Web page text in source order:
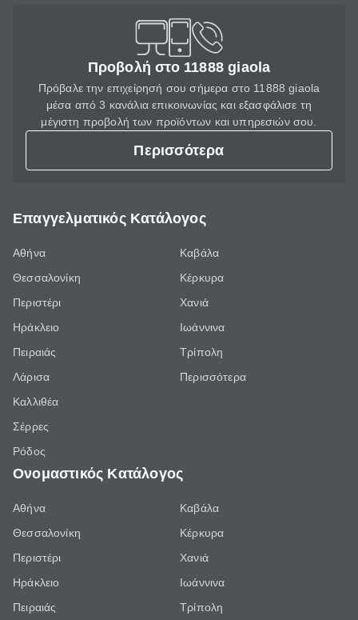
Προβολή στο 11888 giaola
Πρόβαλε την επιχείρησή σου σήμερα στο 11888 giaola
μέσα από 3 κανάλια επικοινωνίας και εξασφάλισε τη
μέγιστη προβολή των προϊόντων και υπηρεσιών σου.
Περισσότερα
Επαγγελματικός Κατάλογος
Αθήνα
Θεσσαλονίκη
Περιστέρι
Ηράκλειο
Πειραιάς
Λάρισα
Καλλιθέα
Σέρρες
Ρόδος
Καβάλα
Κέρκυρα
Χανιά
Ιωάννινα
Τρίπολη
Περισσότερα
Ονομαστικός Κατάλογος
Αθήνα
Θεσσαλονίκη
Περιστέρι
Ηράκλειο
Πειραιάς
Καβάλα
Κέρκυρα
Χανιά
Ιωάννινα
Τρίπολη